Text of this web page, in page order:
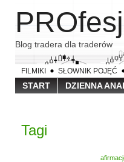
Blog tradera dla traderów
FILMIKI SŁOWNIK POJĘĆ
START DZIENNA
Tagi